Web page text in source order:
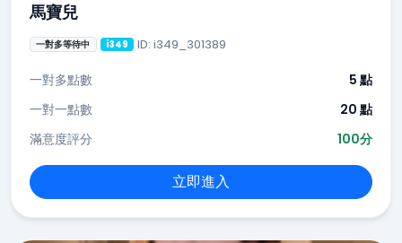
馬寶兒
一對多等待中 i349 ID: i349_301389
一對多點數
5 點
一對一點數
20 點
滿意度評分
100分
立即進入